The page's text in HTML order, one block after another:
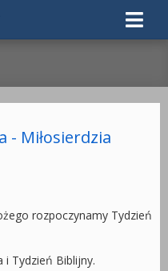
- Miłosierdzia
rozpoczynamy Tydzień
i Tydzień Biblijny.